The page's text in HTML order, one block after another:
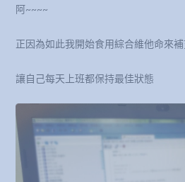
阿~~~~
正因為如此我開始食用綜合維他命來
讓自己每天上班都保持最佳狀態